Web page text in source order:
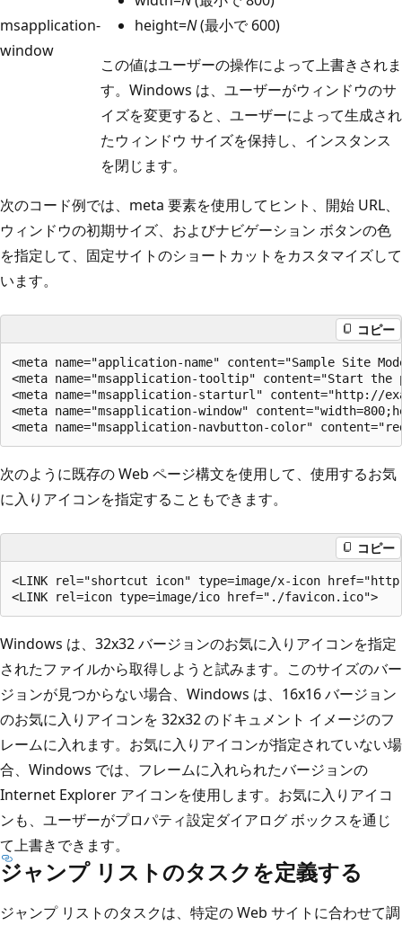
msapplication-
window
height=N(最小で 600)
この値はユーザーの操作によって上書きされま
す。Windows は、ユーザーがウィンドウのサ
イズを変更すると、ユーザーによって生成され
たウィンドウ サイズを保持し、インスタンス
を閉じます。
次のコード例では、meta 要素を使用してヒント、開始 URL、
ウィンドウの初期サイズ、およびナビゲーション ボタンの色
を指定して、固定サイトのショートカットをカスタマイズして
います。
コピー
<meta name="application-name" content="Sample Site
<meta name="msapplication-tooltip" content="Start the
<meta name="msapplication-starturl" content="http://
<meta name="msapplication-window"
次のように既存の Web ページ構文を使用して、使用するお気
に入りアイコンを指定することもできます。
コピー
<LINK rel="shortcut icon" type=image/x-icon
Windows は、32x32 バージョンのお気に入りアイコンを指定
されたファイルから取得しようと試みます。このサイズのバー
ジョンが見つからない場合、Windows は、16x16 バージョン
のお気に入りアイコンを 32x32 のドキュメント イメージのフ
レームに入れます。お気に入りアイコンが指定されていない場
合、Windows では、フレームに入れられたバージョンの
Internet Explorer アイコンを使用します。お気に入りアイコ
ンも、ユーザーがプロパティ設定ダイアログ ボックスを通じ
て上書きできます。
ジャンプ リストのタスクを定義する
ジャンプ リストのタスクは、特定の Web サイトに合わせて調